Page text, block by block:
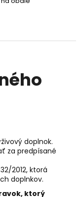
doplnok.
za predpísané
2012, ktorá
doplnkov.
ktorý